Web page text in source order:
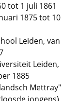
tot 1 juli 1861
1875 tot 10
Leiden, van
Leiden,
1885
Mettray"